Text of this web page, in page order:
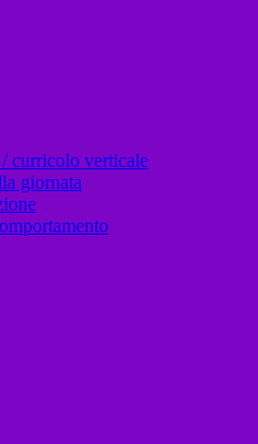
curricolo verticale
giornata